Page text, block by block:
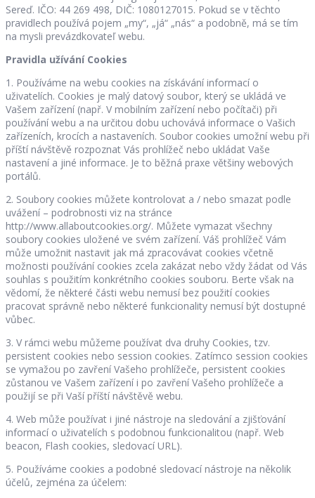
Sereď. IČO: 44 269 498, DIČ: 1080127015. Pokud se v těchto
pravidlech používá pojem „my“, „já“ „nás“ a podobně, má se tím
na mysli prevázdkovateľ webu.
Pravidla užívání Cookies
1. Používáme na webu cookies na získávání informací o
uživatelích. Cookies je malý datový soubor, který se ukládá ve
Vašem zařízení (např. V mobilním zařízení nebo počítači) při
používání webu a na určitou dobu uchovává informace o Vašich
zařízeních, krocích a nastaveních. Soubor cookies umožní webu při
příští návštěvě rozpoznat Vás prohlížeč nebo ukládat Vaše
nastavení a jiné informace. Je to běžná praxe většiny webových
portálů.
2. Soubory cookies můžete kontrolovat a / nebo smazat podle
uvážení – podrobnosti viz na stránce
http://www.allaboutcookies.org/. Můžete vymazat všechny
soubory cookies uložené ve svém zařízení. Váš prohlížeč Vám
může umožnit nastavit jak má zpracovávat cookies včetně
možnosti používání cookies zcela zakázat nebo vždy žádat od Vás
souhlas s použitím konkrétního cookies souboru. Berte však na
vědomí, že některé části webu nemusí bez použití cookies
pracovat správně nebo některé funkcionality nemusí být dostupné
vůbec.
3. V rámci webu můžeme používat dva druhy Cookies, tzv.
persistent cookies nebo session cookies. Zatímco session cookies
se vymažou po zavření Vašeho prohlížeče, persistent cookies
zůstanou ve Vašem zařízení i po zavření Vašeho prohlížeče a
použijí se při Vaší příští návštěvě webu.
4. Web může používat i jiné nástroje na sledování a zjišťování
informací o uživatelích s podobnou funkcionalitou (např. Web
beacon, Flash cookies, sledovací URL).
5. Používáme cookies a podobné sledovací nástroje na několik
účelů, zejména za účelem: